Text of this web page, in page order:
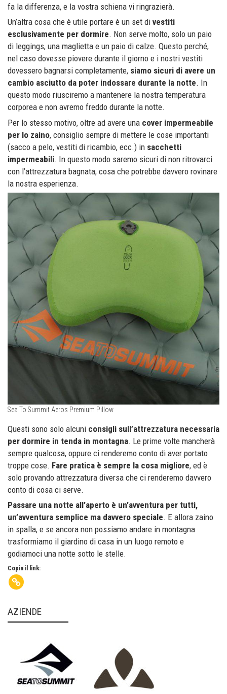
fa la differenza, e la vostra schiena vi ringrazierà.
Un’altra cosa che è utile portare è un set di vestiti
esclusivamente per dormire. Non serve molto, solo un paio
di leggings, una maglietta e un paio di calze. Questo perché,
nel caso dovesse piovere durante il giorno e i nostri vestiti
dovessero bagnarsi completamente, siamo sicuri di avere un
cambio asciutto da poter indossare durante la notte. In
questo modo riusciremo a mantenere la nostra temperatura
corporea e non avremo freddo durante la notte.
Per lo stesso motivo, oltre ad avere una cover impermeabile
per lo zaino, consiglio sempre di mettere le cose importanti
(sacco a pelo, vestiti di ricambio, ecc.) in sacchetti
impermeabili. In questo modo saremo sicuri di non ritrovarci
con l’attrezzatura bagnata, cosa che potrebbe davvero rovinare
la nostra esperienza.
Sea To Summit Aeros Premium Pillow
Questi sono solo alcuni consigli sull’attrezzatura necessaria
per dormire in tenda in montagna. Le prime volte mancherà
sempre qualcosa, oppure ci renderemo conto di aver portato
troppe cose. Fare pratica è sempre la cosa migliore, ed è
solo provando attrezzatura diversa che ci renderemo davvero
conto di cosa ci serve.
Passare una notte all’aperto è un’avventura per tutti,
un’avventura semplice ma davvero speciale. E allora zaino
in spalla, e se ancora non possiamo andare in montagna
trasformiamo il giardino di casa in un luogo remoto e
godiamoci una notte sotto le stelle.
Copia il link:
AZIENDE